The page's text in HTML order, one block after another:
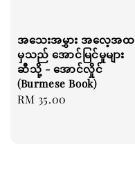
အသေးအမွှား အလေ့အထ
မှသည် အောင်မြင်မှုများ
ဆီသို့ - အောင်လှိုင်
(Burmese Book)
Regular
RM 35.00